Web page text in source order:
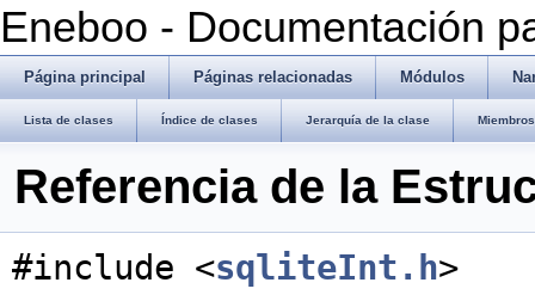
Eneboo - Documentación
Página principal Páginas relacionadas Módulos
Lista de clases Índice de clases Jerarquía de la clase
Referencia de la
#include <sqliteInt.h>